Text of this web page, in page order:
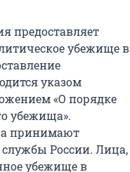
предоставляет
убежище в
указом
«О порядке
убежища».
принимают
России. Лица,
убежище в